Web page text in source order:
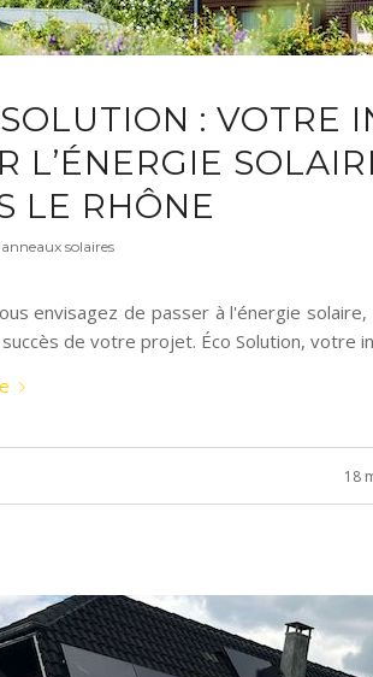
: VOTRE
L’ÉNERGIE
LE RHÔNE
solaires
envisagez de passer à l'énergie
de votre projet. Éco Solution, votre
18